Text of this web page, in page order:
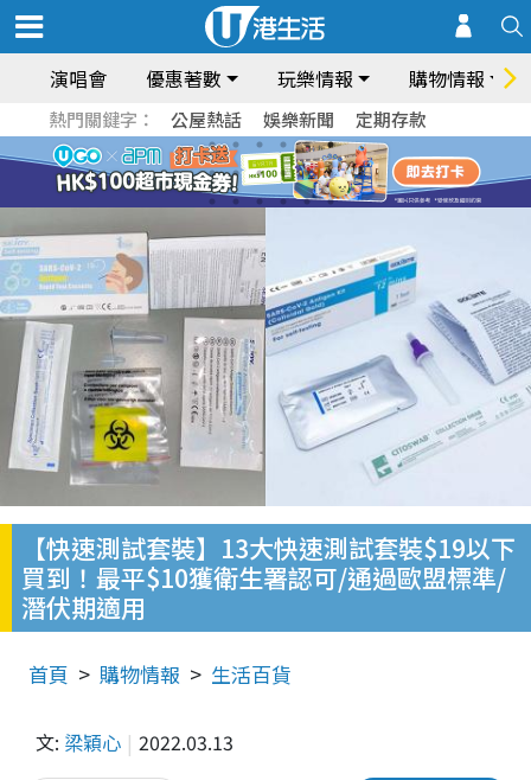
演唱會 優惠著數 玩樂情報 購物情報
熱門關鍵字： 公屋熱話 娛樂新聞 定期存款
【快速測試套裝】13大快速測試套裝$19以下
買到！最平$10獲衛生署認可/通過歐盟標準/
潛伏期適用
首頁 購物情報 生活百貨
文: 梁穎心 2022.03.13